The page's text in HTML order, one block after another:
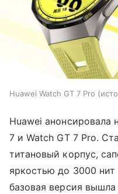
Huawei Watch GT 7 Pro
Huawei анонсировала
7 и Watch GT 7 Pro.
титановый корпус,
яркостью до 3000 нит
базовая версия